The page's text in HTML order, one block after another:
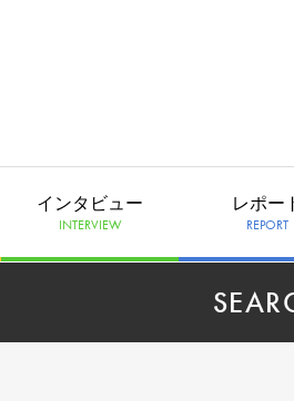
インタビュー
INTERVIEW
レポー
REPORT